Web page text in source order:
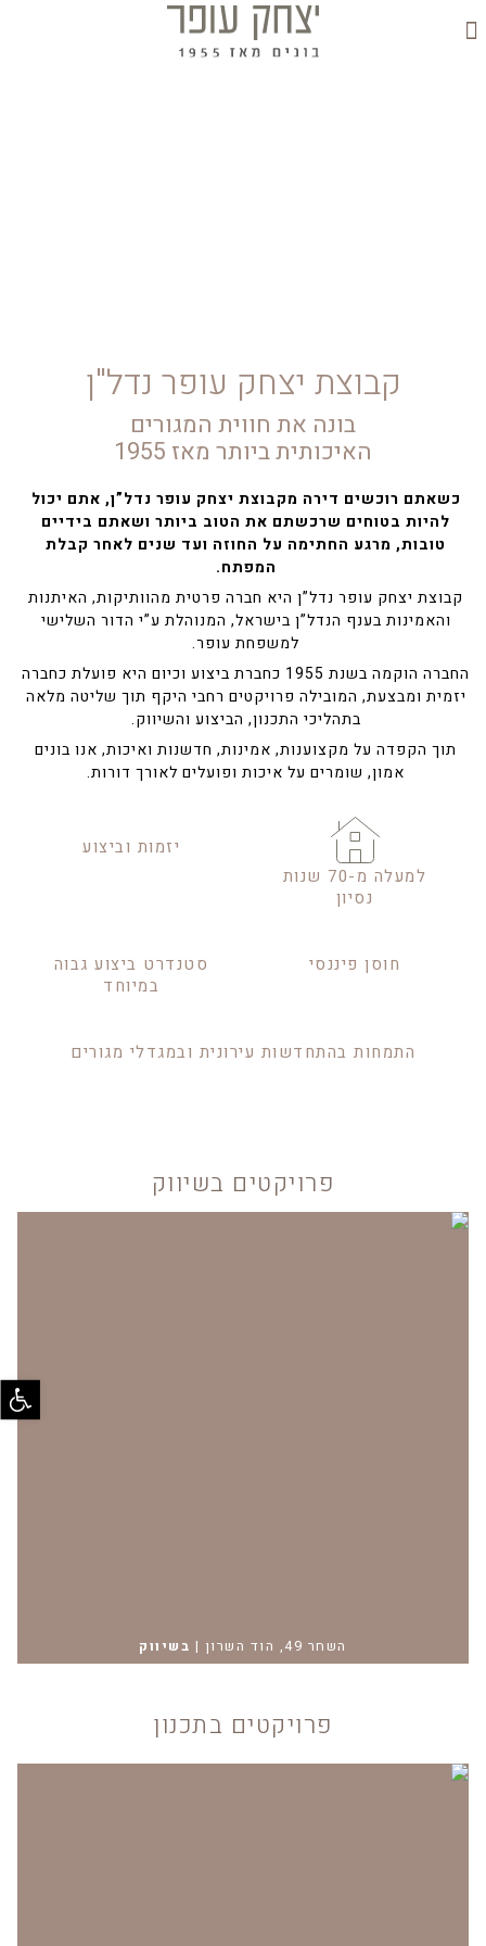
קבוצת יצחק עופר נדל"ן
בונה את חווית המגורים
האיכותית ביותר מאז 1955
כשאתם רוכשים דירה מקבוצת יצחק עופר נדל”ן, אתם יכול
להיות בטוחים שרכשתם את הטוב ביותר ושאתם בידיים
טובות, מרגע החתימה על החוזה ועד שנים לאחר קבלת
המפתח.
קבוצת יצחק עופר נדל”ן היא חברה פרטית מהוותיקות, האיתנות
והאמינות בענף הנדל”ן בישראל, המנוהלת ע”י הדור השלישי
למשפחת עופר.
החברה הוקמה בשנת 1955 כחברת ביצוע וכיום היא פועלת כחברה
יזמית ומבצעת, המובילה פרויקטים רחבי היקף תוך שליטה מלאה
בתהליכי התכנון, הביצוע והשיווק.
תוך הקפדה על מקצוענות, אמינות, חדשנות ואיכות, אנו בונים
אמון, שומרים על איכות ופועלים לאורך דורות.
למעלה מ-70 שנות
נסיון
יזמות וביצוע
חוסן פיננסי
סטנדרט ביצוע גבוה
במיוחד
התמחות בהתחדשות עירונית ובמגדלי מגורים
פרויקטים בשיווק
השחר 49, הוד השרון | בשיווק
פרויקטים בתכנון